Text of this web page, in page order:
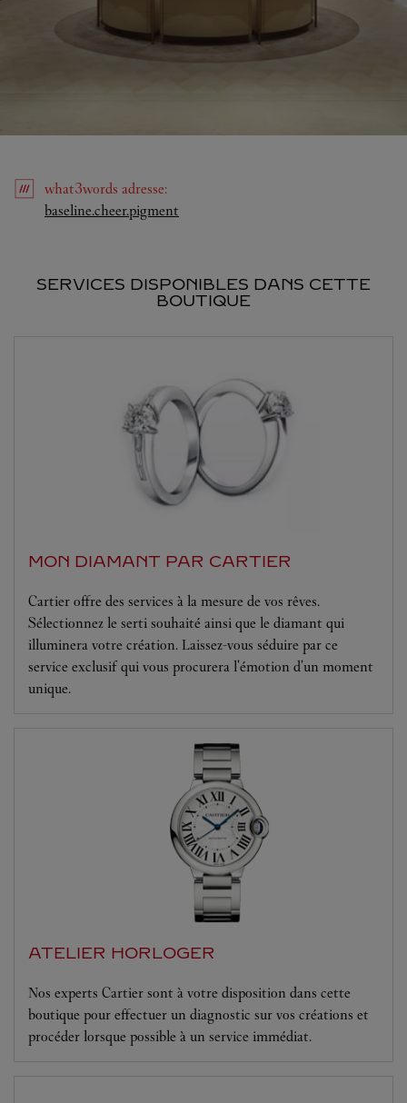
what3words adresse:
baseline.cheer.pigment
SERVICES DISPONIBLES DANS CETTE
BOUTIQUE
MON DIAMANT PAR CARTIER
Cartier offre des services à la mesure de vos rêves.
Sélectionnez le serti souhaité ainsi que le diamant qui
illuminera votre création. Laissez-vous séduire par ce
service exclusif qui vous procurera l'émotion d'un moment
unique.
ATELIER HORLOGER
Nos experts Cartier sont à votre disposition dans cette
boutique pour effectuer un diagnostic sur vos créations et
procéder lorsque possible à un service immédiat.